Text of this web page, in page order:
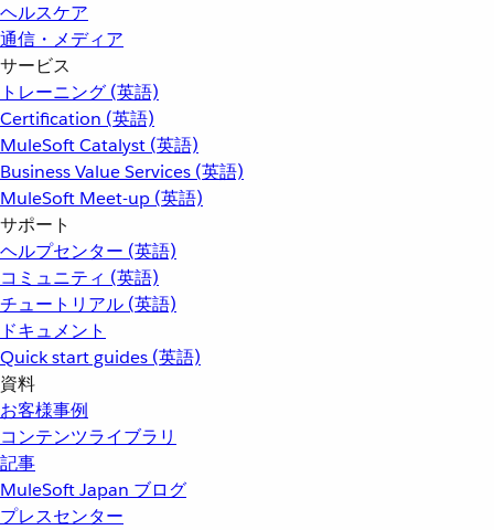
ヘルスケア
通信・メディア
サービス
トレーニング (英語)
Certification (英語)
MuleSoft Catalyst (英語)
Business Value Services (英語)
MuleSoft Meet-up (英語)
サポート
ヘルプセンター (英語)
コミュニティ (英語)
チュートリアル (英語)
ドキュメント
Quick start guides (英語)
資料
お客様事例
コンテンツライブラリ
記事
MuleSoft Japan ブログ
プレスセンター